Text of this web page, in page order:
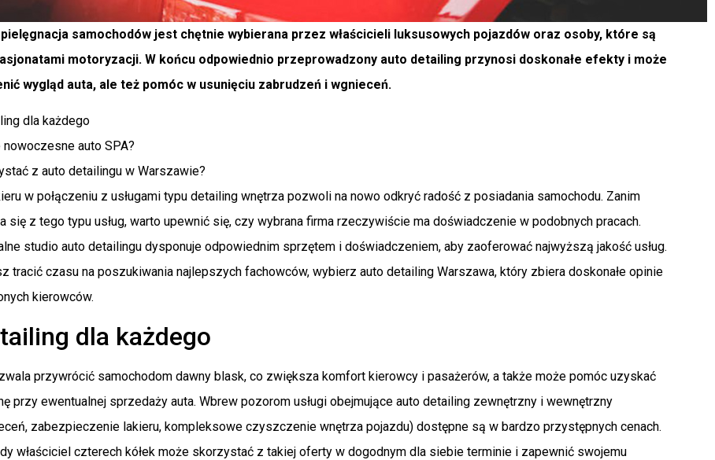
samochodów jest chętnie wybierana przez właścicieli luksusowych pojazdów oraz osoby, które są
motoryzacji. W końcu odpowiednio przeprowadzony auto detailing przynosi doskonałe efekty i może
wygląd auta, ale też pomóc w usunięciu zabrudzeń i wgnieceń.
dla każdego
nowoczesne auto SPA?
z auto detailingu w Warszawie?
w połączeniu z usługami typu detailing wnętrza pozwoli na nowo odkryć radość z posiadania samochodu. Zanim
się z tego typu usług, warto upewnić się, czy wybrana firma rzeczywiście ma doświadczenie w podobnych pracach.
studio auto detailingu dysponuje odpowiednim sprzętem i doświadczeniem, aby zaoferować najwyższą jakość usług.
tracić czasu na poszukiwania najlepszych fachowców, wybierz auto detailing Warszawa, który zbiera doskonałe opinie
kierowców.
dla każdego
przywrócić samochodom dawny blask, co zwiększa komfort kierowcy i pasażerów, a także może pomóc uzyskać
przy ewentualnej sprzedaży auta. Wbrew pozorom usługi obejmujące auto detailing zewnętrzny i wewnętrzny
zabezpieczenie lakieru, kompleksowe czyszczenie wnętrza pojazdu) dostępne są w bardzo przystępnych cenach.
właściciel czterech kółek może skorzystać z takiej oferty w dogodnym dla siebie terminie i zapewnić swojemu